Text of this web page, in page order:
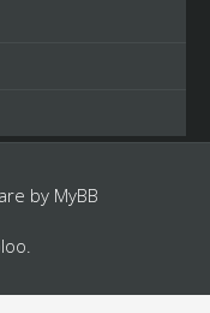
by MyBB
.